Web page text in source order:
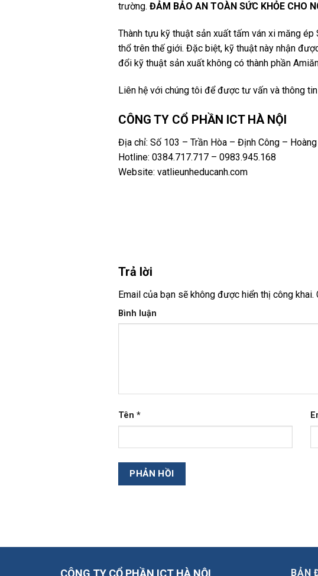
trường. ĐẢM BẢO AN TOÀN SỨC KHỎE CHO
Thành tựu kỹ thuật sản xuất tấm ván xi măng
thổ trên thế giới. Đặc biệt, kỹ thuật này nhận
đổi kỹ thuật sản xuất không có thành phần
Liên hệ với chúng tôi để được tư vấn và thông
CÔNG TY CỔ PHẦN ICT HÀ NỘI
Địa chỉ: Số 103 – Trần Hòa – Định Công –
Hotline: 0384.717.717 – 0983.945.168
Website: vatlieunheducanh.com
Trả lời
Email của bạn sẽ không được hiển thị công khai.
Bình luận
Tên *
CÔNG TY CỔ PHẦN ICT HÀ NỘI BẢN